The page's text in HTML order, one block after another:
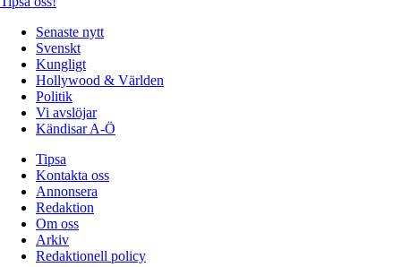
Senaste nytt
Svenskt
Kungligt
Hollywood & Världen
Politik
Vi avslöjar
Kändisar A-Ö
Tipsa
Kontakta oss
Annonsera
Redaktion
Om oss
Arkiv
Redaktionell policy